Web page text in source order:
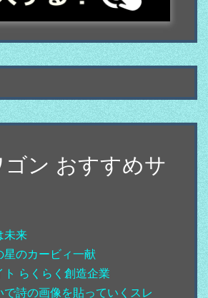
ゴン おすすめサ
未来
星のカービィ一献
ト らくらく創造企業
で詩の画像を貼っていくスレ